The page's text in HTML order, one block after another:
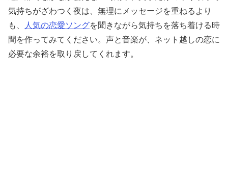
気持ちがざわつく夜は、無理にメッセージを重ねるより
も、
人気の恋愛ソングを聞きながら気持ちを落ち着ける時
間を作ってみてください。声と音楽が、ネット越しの恋に
必要な余裕を取り戻してくれます。